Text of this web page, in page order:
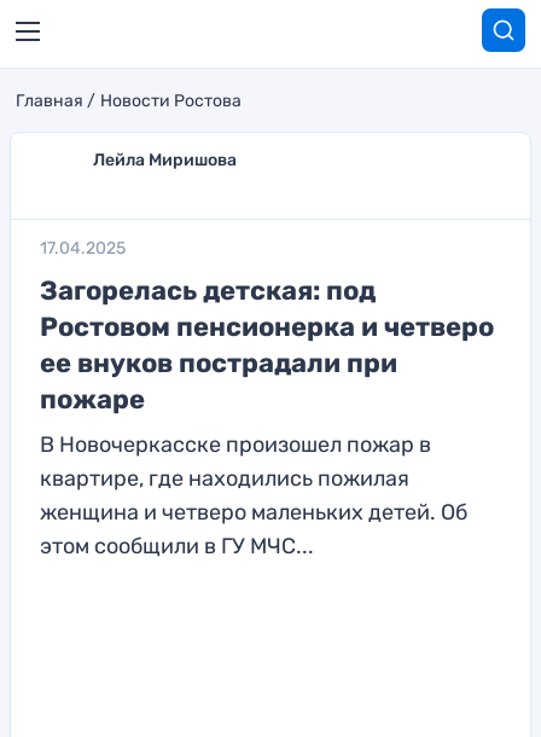
Главная Новости Ростова
Лейла Миришова
17.04.2025
Загорелась детская: под
Ростовом пенсионерка и четверо
ее внуков пострадали при
пожаре
В Новочеркасске произошел пожар в
квартире, где находились пожилая
женщина и четверо маленьких детей. Об
этом сообщили в ГУ МЧС...